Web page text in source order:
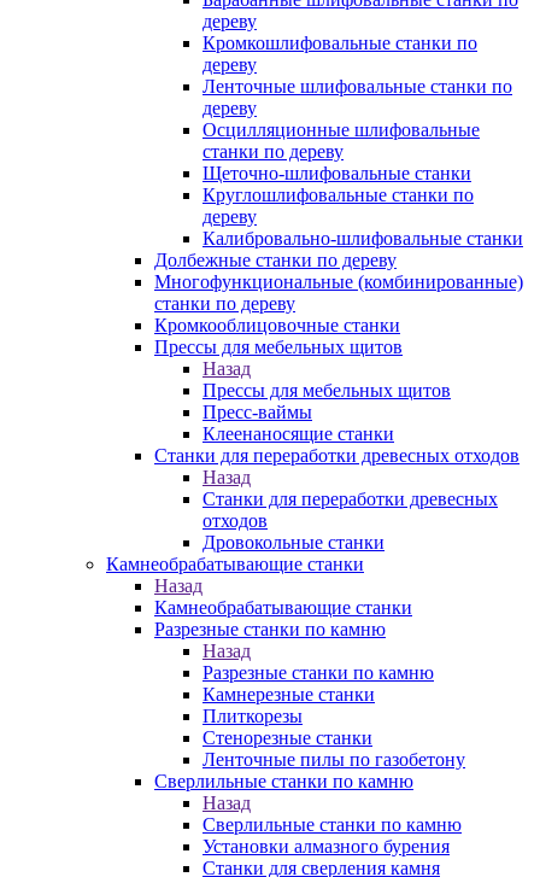
дереву
Кромкошлифовальные станки по
дереву
Ленточные шлифовальные станки по
дереву
Осцилляционные шлифовальные
станки по дереву
Щеточно-шлифовальные станки
Круглошлифовальные станки по
дереву
Калибровально-шлифовальные станки
Долбежные станки по дереву
Многофункциональные (комбинированные)
станки по дереву
Кромкооблицовочные станки
Прессы для мебельных щитов
Назад
Прессы для мебельных щитов
Пресс-ваймы
Клеенаносящие станки
Станки для переработки древесных отходов
Назад
Станки для переработки древесных
отходов
Дровокольные станки
Камнеобрабатывающие станки
Назад
Камнеобрабатывающие станки
Разрезные станки по камню
Назад
Разрезные станки по камню
Камнерезные станки
Плиткорезы
Стенорезные станки
Ленточные пилы по газобетону
Сверлильные станки по камню
Назад
Сверлильные станки по камню
Установки алмазного бурения
Станки для сверления камня